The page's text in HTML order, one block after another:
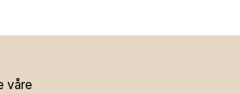
våre